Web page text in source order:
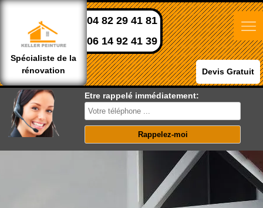
Spécialiste de la
rénovation
04 82 29 41 81
06 14 92 41 39
Devis Gratuit
Etre rappelé immédiatement: